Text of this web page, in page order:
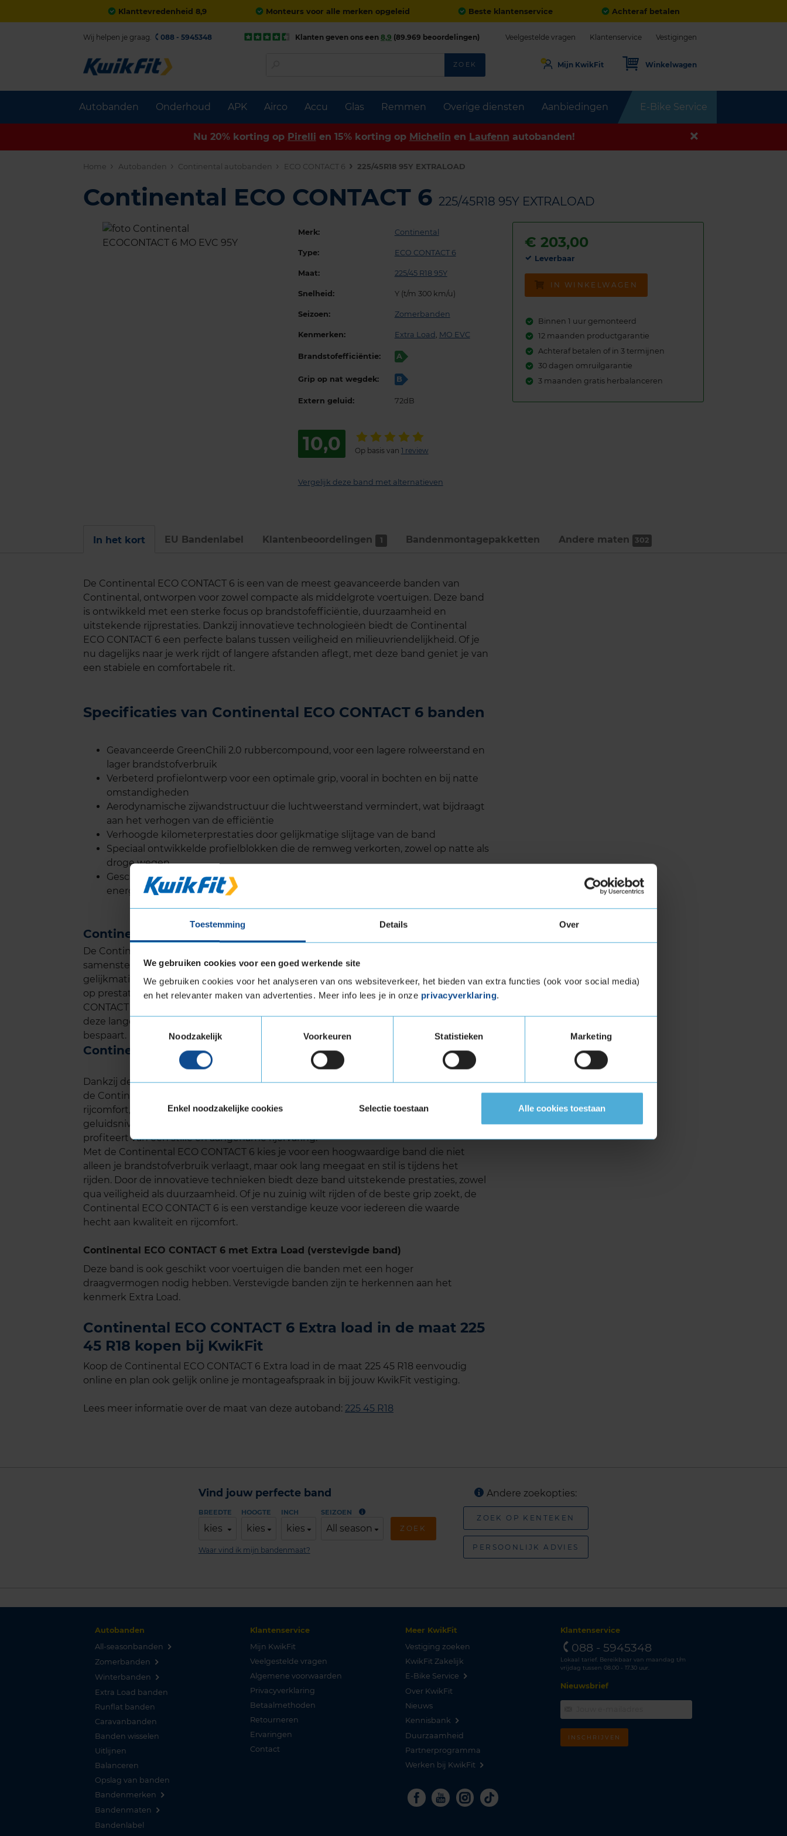
Toestemming Details Over
We gebruiken cookies voor een goed werkende site
We gebruiken cookies voor het analyseren van ons websiteverkeer, het bieden van extra functies (ook voor social media)
en het relevanter maken van advertenties. Meer info lees je in onze privacyverklaring.
Toestemmingsselectie
Noodzakelijk
Voorkeuren Statistieken Marketing
Enkel noodzakelijke cookies Selectie toestaan Alle cookies toestaan
Klanttevredenheid 8,9 Monteurs voor alle merken opgeleid Beste klantenservice Achteraf betalen
Autobanden Onderhoud APK Airco Accu Glas Remmen Overige diensten Aanbiedingen E-Bike Service
Wij helpen je graag. 088 - 5945348 Klanten geven ons een 8,9 (89.969 beoordelingen) Veelgestelde vragen Klantenservice Vestigingen
ZOEK Mijn KwikFit Winkelwagen
Nu 20% korting op Pirelli en 15% korting op Michelin en Laufenn autobanden!
Home Autobanden Continental autobanden ECO CONTACT 6 225/45R18 95Y EXTRALOAD
Continental ECO CONTACT 6 225/45R18 95Y EXTRALOAD
Merk: Continental
Type: ECO CONTACT 6
Maat: 225/45 R18 95Y
Snelheid: Y (t/m 300 km/u)
Seizoen: Zomerbanden
Kenmerken: Extra Load , MO EVC
Brandstofefficiëntie: A
Grip op nat wegdek: B
Extern geluid: 72dB
10,0 Op basis van 1 review
Vergelijk deze band met alternatieven
€203,00
Leverbaar
IN WINKELWAGEN
Binnen 1 uur gemonteerd
12 maanden productgarantie
Achteraf betalen of in 3 termijnen
30 dagen omruilgarantie
3 maanden gratis herbalanceren
In het kort EU Bandenlabel Klantenbeoordelingen 1 Bandenmontage­pakketten Andere maten 302
De Continental ECO CONTACT 6 is een van de meest geavanceerde banden van
Continental, ontworpen voor zowel compacte als middelgrote voertuigen. Deze band
is ontwikkeld met een sterke focus op brandstofefficiëntie, duurzaamheid en
uitstekende rijprestaties. Dankzij innovatieve technologieën biedt de Continental
ECO CONTACT 6 een perfecte balans tussen veiligheid en milieuvriendelijkheid. Of je
nu dagelijks naar je werk rijdt of langere afstanden aflegt, met deze band geniet je van
een stabiele en comfortabele rit.
Specificaties van Continental ECO CONTACT 6 banden
Geavanceerde GreenChili 2.0 rubbercompound, voor een lagere rolweerstand en
lager brandstofverbruik
Verbeterd profielontwerp voor een optimale grip, vooral in bochten en bij natte
omstandigheden
Aerodynamische zijwandstructuur die luchtweerstand vermindert, wat bijdraagt
aan het verhogen van de efficiëntie
Verhoogde kilometerprestaties door gelijkmatige slijtage van de band
Speciaal ontwikkelde profielblokken die de remweg verkorten, zowel op natte als
droge wegen
Geschikt voor elektrische voertuigen, dankzij de lage rolweerstand en hoge
energiebesparing
Continental ECO CONTACT 6 levensduur
De Continental ECO CONTACT 6 biedt een uitstekende levensduur door de duurzame
samenstelling van het rubber en het geoptimaliseerde profiel. De band slijt
gelijkmatig, wat ervoor zorgt dat je langer op de band kunt rijden zonder in te leveren
op prestaties. Onafhankelijke testen van de ANWB en ADAC bevestigen dat de ECO
CONTACT 6 behoort tot de top in zijn klasse als het gaat om kilometerprestaties. Door
deze lange levensduur hoef je minder vaak van banden te wisselen, wat kosten
bespaart.
Continental ECO CONTACT 6 geluid
Dankzij de geoptimaliseerde profielstructuur en moderne productietechnieken heeft
de Continental ECO CONTACT 6 een laag geluidsniveau. Dit zorgt voor meer
rijcomfort, vooral op lange ritten. Volgens verschillende onafhankelijke tests blijft het
geluidsniveau zowel in de stad als op snelwegen binnen de norm, wat betekent dat je
profiteert van een stille en aangename rijervaring.
Met de Continental ECO CONTACT 6 kies je voor een hoogwaardige band die niet
alleen je brandstofverbruik verlaagt, maar ook lang meegaat en stil is tijdens het
rijden. Door de innovatieve technieken biedt deze band uitstekende prestaties, zowel
qua veiligheid als duurzaamheid. Of je nu zuinig wilt rijden of de beste grip zoekt, de
Continental ECO CONTACT 6 is een verstandige keuze voor iedereen die waarde
hecht aan kwaliteit en rijcomfort.
Continental ECO CONTACT 6 met Extra Load (verstevigde band)
Deze band is ook geschikt voor voertuigen die banden met een hoger
draagvermogen nodig hebben. Verstevigde banden zijn te herkennen aan het
kenmerk Extra Load.
Continental ECO CONTACT 6 Extra load in de maat 225
45 R18 kopen bij KwikFit
Koop de Continental ECO CONTACT 6 Extra load in de maat 225 45 R18 eenvoudig
online en plan ook gelijk online je montageafspraak in bij jouw KwikFit vestiging.
Lees meer informatie over de maat van deze autoband: 225 45 R18
Vind jouw perfecte band
BREEDTE
kies
HOOGTE
kies
INCH
kies
SEIZOEN
All season ZOEK
Waar vind ik mijn bandenmaat?
Andere zoekopties:
ZOEK OP KENTEKEN
PERSOONLIJK ADVIES
Autobanden
All-seasonbanden
Zomerbanden
Winterbanden
Extra Load banden
Runflat banden
Caravanbanden
Banden wisselen
Uitlijnen
Balanceren
Opslag van banden
Bandenmerken
Bandenmaten
Bandenlabel
Klantenservice
Mijn KwikFit
Veelgestelde vragen
Algemene voorwaarden
Privacyverklaring
Betaalmethoden
Retourneren
Ervaringen
Contact
Meer KwikFit
Vestiging zoeken
KwikFit Zakelijk
E-Bike Service
Over KwikFit
Nieuws
Kennisbank
Duurzaamheid
Partnerprogramma
Werken bij KwikFit
Facebook
YoutubeInstagram
Tiktok
Klantenservice
088 - 5945348
Lokaal tarief. Bereikbaar van maandag t/m
vrijdag tussen 08.00 - 17.30 uur.
Nieuwsbrief
INSCHRIJVEN